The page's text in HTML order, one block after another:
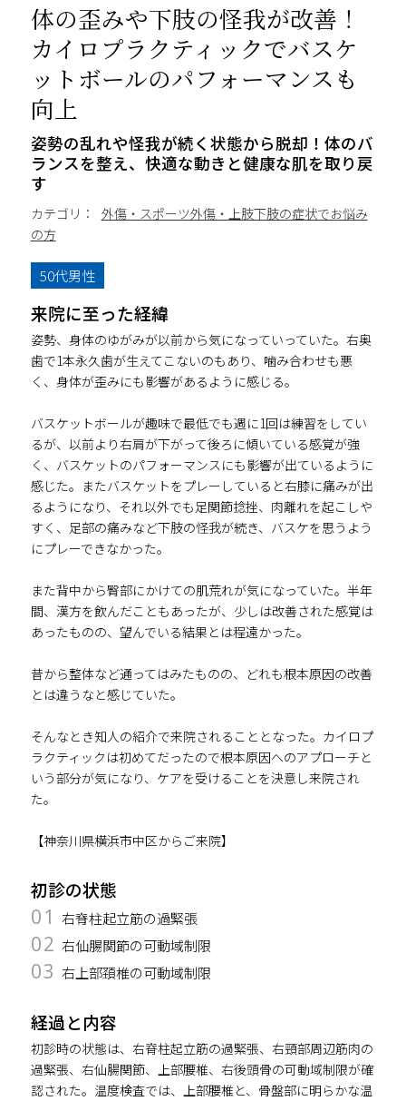
体の歪みや下肢の怪我が改善！
カイロプラクティックでバスケ
ットボールのパフォーマンスも
向上
姿勢の乱れや怪我が続く状態から脱却！体のバ
ランスを整え、快適な動きと健康な肌を取り戻
す
カテゴリ：
外傷・スポーツ外傷・上肢下肢の症状でお悩み
の方
50代男性
来院に至った経緯
姿勢、身体のゆがみが以前から気になっていっていた。右奥
歯で1本永久歯が生えてこないのもあり、噛み合わせも悪
く、身体が歪みにも影響があるように感じる。
バスケットボールが趣味で最低でも週に1回は練習をしてい
るが、以前より右肩が下がって後ろに傾いている感覚が強
く、バスケットのパフォーマンスにも影響が出ているように
感じた。またバスケットをプレーしていると右膝に痛みが出
るようになり、それ以外でも足関節捻挫、肉離れを起こしや
すく、足部の痛みなど下肢の怪我が続き、バスケを思うよう
にプレーできなかった。
また背中から臀部にかけての肌荒れが気になっていた。半年
間、漢方を飲んだこともあったが、少しは改善された感覚は
あったものの、望んでいる結果とは程遠かった。
昔から整体など通ってはみたものの、どれも根本原因の改善
とは違うなと感じていた。
そんなとき知人の紹介で来院されることとなった。カイロプ
ラクティックは初めてだったので根本原因へのアプローチと
いう部分が気になり、ケアを受けることを決意し来院され
た。
【神奈川県横浜市中区からご来院】
初診の状態
01 右脊柱起立筋の過緊張
02 右仙腸関節の可動域制限
03 右上部頚椎の可動域制限
経過と内容
初診時の状態は、右脊柱起立筋の過緊張、右頸部周辺筋肉の
過緊張、右仙腸関節、上部腰椎、右後頭骨の可動域制限が確
認された。温度検査では、上部腰椎と、骨盤部に明らかな温